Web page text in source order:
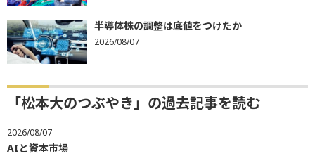
半導体株の調整は底値をつけたか
2026/08/07
「松本大のつぶやき」の過去記事を読む
2026/08/07
AIと資本市場